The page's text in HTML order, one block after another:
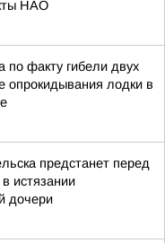
НАО
по факту гибели двух
опрокидывания лодки в
предстанет перед
истязании
дочери